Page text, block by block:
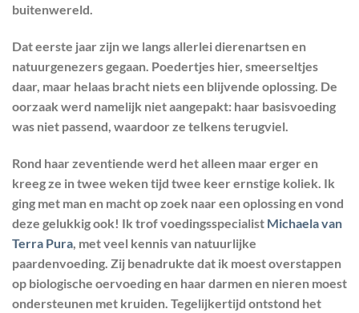
buitenwereld.
Dat eerste jaar zijn we langs allerlei dierenartsen en
natuurgenezers gegaan. Poedertjes hier, smeerseltjes
daar, maar helaas bracht niets een blijvende oplossing. De
oorzaak werd namelijk niet aangepakt: haar basisvoeding
was niet passend, waardoor ze telkens terugviel.
Rond haar zeventiende werd het alleen maar erger en
kreeg ze in twee weken tijd twee keer ernstige koliek. Ik
ging met man en macht op zoek naar een oplossing en vond
deze gelukkig ook! Ik trof voedingsspecialist Michaela van
Terra Pura , met veel kennis van natuurlijke
paardenvoeding. Zij benadrukte dat ik moest overstappen
op biologische oervoeding en haar darmen en nieren moest
ondersteunen met kruiden. Tegelijkertijd ontstond het